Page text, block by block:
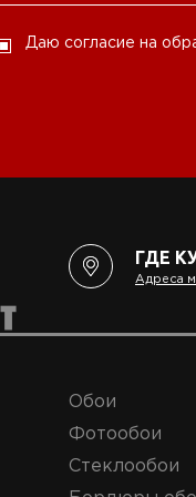
Даю согласие на
ГДЕ
Адреса
Обои
Фотообои
Стеклообои